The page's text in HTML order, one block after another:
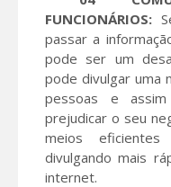
FUNCIONÁRIOS:
passar a
pode ser um
pode divulgar uma
pessoas e
prejudicar o seu
meios
divulgando mais
internet.